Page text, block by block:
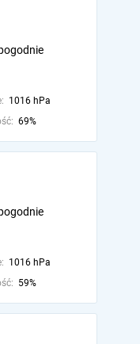
1016 hPa
69%
1016 hPa
59%